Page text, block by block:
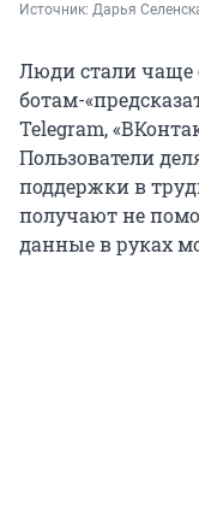
Источник: Дарья
Люди стали чаще
ботам-
Telegram,
Пользователи
поддержки в
получают не
данные в руках